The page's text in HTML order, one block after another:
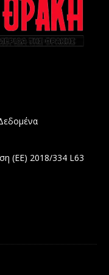
(ΕΕ) 2018/334 L63